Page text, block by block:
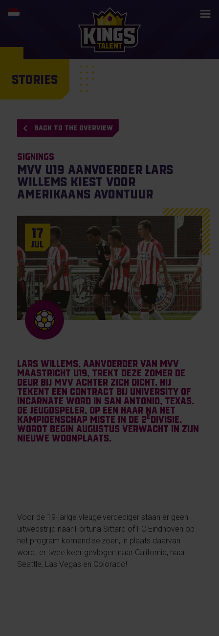
STORIES
BACK TO THE OVERVIEW
Signings
MVV U19 aanvoerder Lars
Willems kiest voor
Amerikaans avontuur
17
Jul
Lars Willems, aanvoerder van MVV
Maastricht U19, trekt deze zomer de
deur bij MVV achter zich dicht. Hij
tekent een contract bij University of
Incarnate Word in San Antonio, Texas.
De jeugdspeler, op een haar na het
kampioenschap miste in de 2 edivisie,
wordt begin augustus verwacht in zijn
nieuwe woonplaats.
Voor de 19-jarige vleugelverdediger staan er geen
uitwedstrijd naar Fortuna Sittard of FC Eindhoven op
het program komend seizoen, in plaats daarvan
wordt er twee keer gevlogen naar California, naar
Seattle, Las Vegas en Colorado!